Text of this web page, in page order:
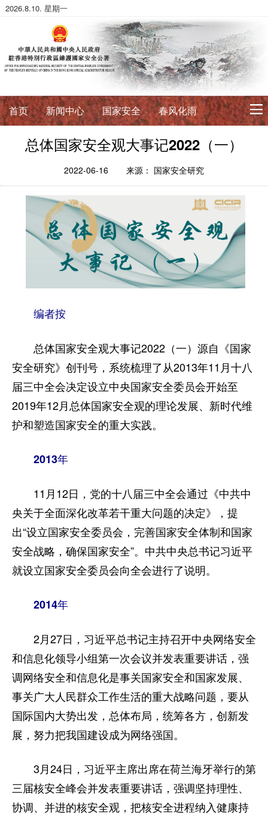
2026.8.10. 星期一
首页 新闻中心 国家安全 春风化雨
初心使命
公署简介 署长寄语
法治典范
护航伟业 法政论丛 法治进行时
法律数据库
香港国安法
国安案例 环球视角
家国在怀
驻港情深
总体国家安全观大事记2022（一）
2022-06-16 来源： 国家安全研究
编者按
总体国家安全观大事记2022（一）源自《国家
安全研究》创刊号，系统梳理了从2013年11月十八
届三中全会决定设立中央国家安全委员会开始至
2019年12月总体国家安全观的理论发展、新时代维
护和塑造国家安全的重大实践。
2013年
11月12日，党的十八届三中全会通过《中共中
央关于全面深化改革若干重大问题的决定》，提
出“设立国家安全委员会，完善国家安全体制和国家
安全战略，确保国家安全”。中共中央总书记习近平
就设立国家安全委员会向全会进行了说明。
2014年
2月27日，习近平总书记主持召开中央网络安全
和信息化领导小组第一次会议并发表重要讲话，强
调网络安全和信息化是事关国家安全和国家发展、
事关广大人民群众工作生活的重大战略问题，要从
国际国内大势出发，总体布局，统筹各方，创新发
展，努力把我国建设成为网络强国。
3月24日，习近平主席出席在荷兰海牙举行的第
三届核安全峰会并发表重要讲话，强调坚持理性、
协调、并进的核安全观，把核安全进程纳入健康持